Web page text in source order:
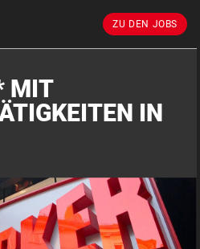
ZU DEN JOBS
MIT
IN